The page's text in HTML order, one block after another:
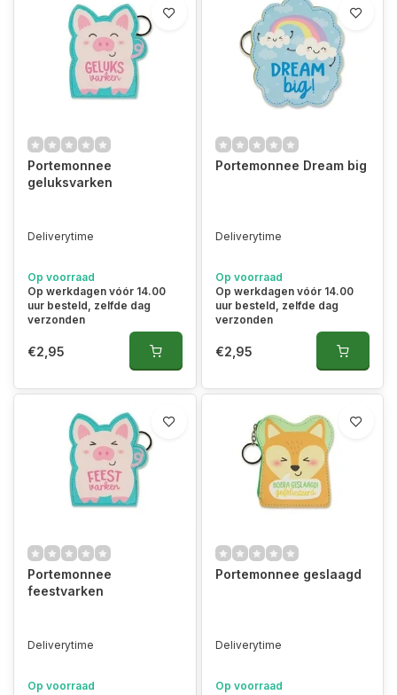
Portemonnee
geluksvarken
Deliverytime
Op voorraad
Op werkdagen vóór 14.00
uur besteld, zelfde dag
verzonden
€2,95
Portemonnee Dream big
Deliverytime
Op voorraad
Op werkdagen vóór 14.00
uur besteld, zelfde dag
verzonden
€2,95
Portemonnee
feestvarken
Deliverytime
Op voorraad
Portemonnee geslaagd
Deliverytime
Op voorraad